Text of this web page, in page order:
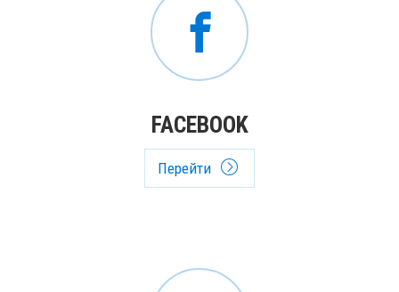
FACEBOOK
Перейти